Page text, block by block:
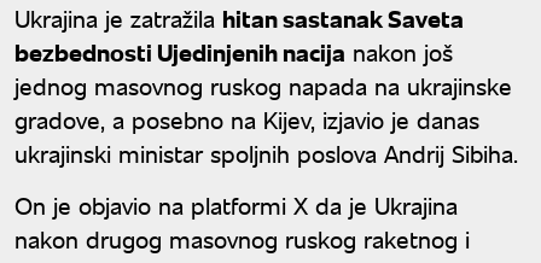
Ukrajina je zatražila hitan sastanak Saveta
bezbednosti Ujedinjenih nacija nakon još
jednog masovnog ruskog napada na ukrajinske
gradove, a posebno na Kijev, izjavio je danas
ukrajinski ministar spoljnih poslova Andrij Sibiha.
On je objavio na platformi X da je Ukrajina
nakon drugog masovnog ruskog raketnog i